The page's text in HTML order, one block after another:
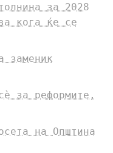
за 2028
кога ќе се
заменик
за реформите,
на Општина